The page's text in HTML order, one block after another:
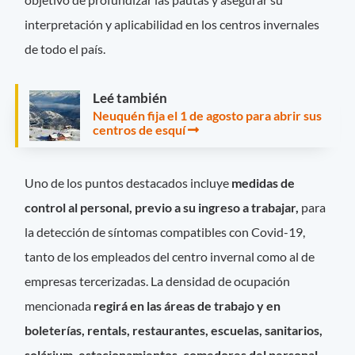
interpretación y aplicabilidad en los centros invernales
de todo el país.
Leé también
Neuquén fija el 1 de agosto para abrir sus
centros de esquí
Uno de los puntos destacados incluye medidas de
control al personal, previo a su ingreso a trabajar, para
la detección de síntomas compatibles con Covid-19,
tanto de los empleados del centro invernal como al de
empresas tercerizadas. La densidad de ocupación
mencionada regirá en las áreas de trabajo y en
boleterías, rentals, restaurantes, escuelas, sanitarios,